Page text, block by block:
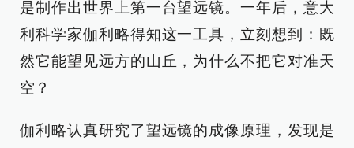
是制作出世界上第一台望远镜。一年后，意大
利科学家伽利略得知这一工具，立刻想到：既
然它能望见远方的山丘，为什么不把它对准天
空？
伽利略认真研究了望远镜的成像原理，发现是